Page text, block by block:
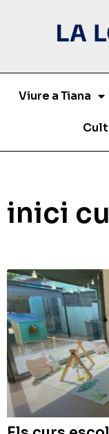
Viure a Tiana
inici